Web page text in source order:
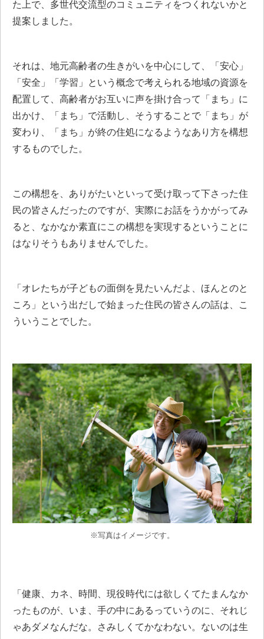
た上で、多世代交流型のコミュニティをつくれないかと
提案しました。
それは、地元高齢者の生きがいを中心にして、「安心」
「安全」「学習」という概念で考えられる地域の資源を
配置して、高齢者がお互いに声を掛け合って「まち」に
出かけ、「まち」で活動し、そうすることで「まち」が
変わり、「まち」が終の住処になるようなあり方を構想
するものでした。
この構想を、ありがたいといって受け取って下さった住
民の皆さんだったのですが、実際にお話をうかがってみ
ると、なかなか素直にこの構想を実現するということに
はなりそうもありませんでした。
「オレたちが子どもの面倒を見たいんだよ、ほんとのと
ころ」という出だしで始まった住民の皆さんの話は、こ
ういうことでした。
※写真はイメージです。
「健康、カネ、時間、現役時代には欲しくてたまんなか
ったものが、いま、手の中にあるっていうのに、それじ
ゃあダメなんだな。さみしくてかなわない。ないのは生